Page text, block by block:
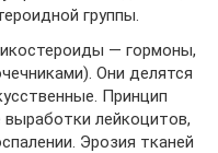
группы.
— гормоны,
Они делятся
Принцип
лейкоцитов,
Эрозия тканей